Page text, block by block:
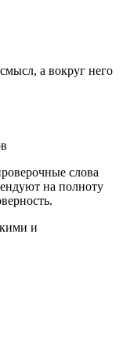
а вокруг него
слова
на полноту
и